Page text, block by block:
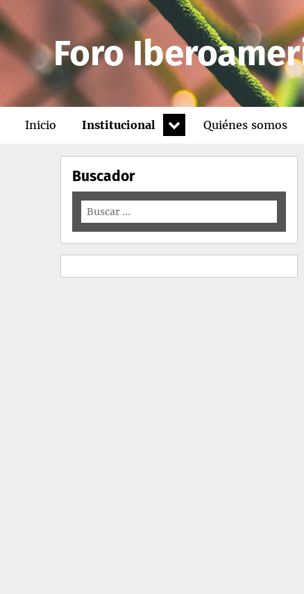
Foro
Inicio Institucional
expand
childQuiénes somos
Buscador